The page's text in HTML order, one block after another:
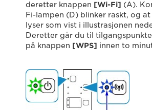
deretter knappen [Wi-Fi] (A).
Fi-lampen (D) blinker raskt, og
lyser som vist i illustrasjonen
Deretter går du til
på knappen [WPS] innen to